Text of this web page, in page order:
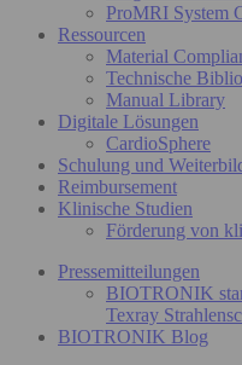
ProMRI System
Ressourcen
Material
Technische
Manual Library
Digitale Lösungen
CardioSphere
Schulung und
Reimbursement
Klinische Studien
Förderung von
Pressemitteilungen
BIOTRONIK
Texray
BIOTRONIK Blog